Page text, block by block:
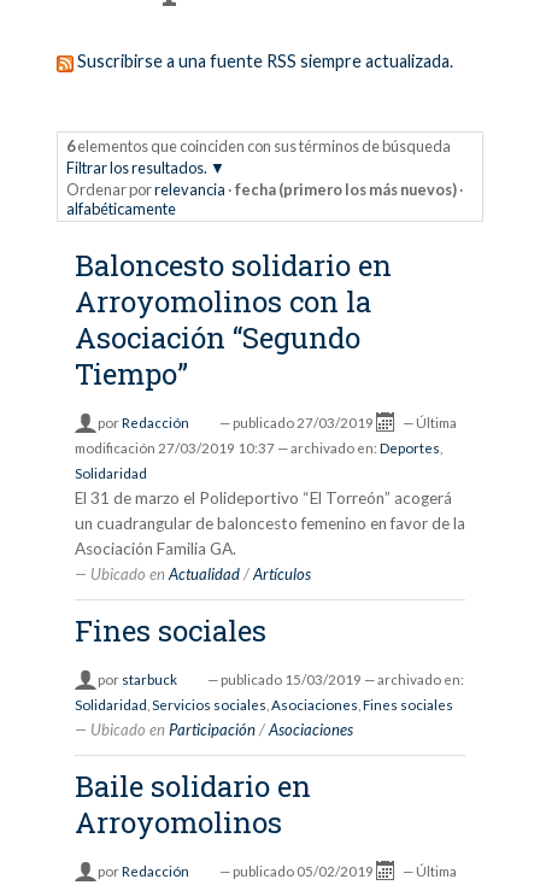
Suscribirse a una fuente RSS siempre actualizada.
6elementos que coinciden con sus términos de búsqueda
Filtrar los resultados.
Ordenar porrelevancia ·fecha (primero los más nuevos) ·
alfabéticamente
Baloncesto solidario en
Arroyomolinos con la
Asociación “Segundo
Tiempo”
porRedacción — publicado 27/03/2019 — Última
modificación 27/03/2019 10:37 — archivado en: Deportes
Solidaridad
El 31 de marzo el Polideportivo “El Torreón” acogerá
un cuadrangular de baloncesto femenino en favor de la
Asociación Familia GA.
Ubicado en Actualidad /Artículos
Fines sociales
por starbuck — publicado 15/03/2019 — archivado en:
Solidaridad Servicios sociales Asociaciones Fines sociales
Ubicado en Participación /Asociaciones
Baile solidario en
Arroyomolinos
porRedacción — publicado 05/02/2019 — Última